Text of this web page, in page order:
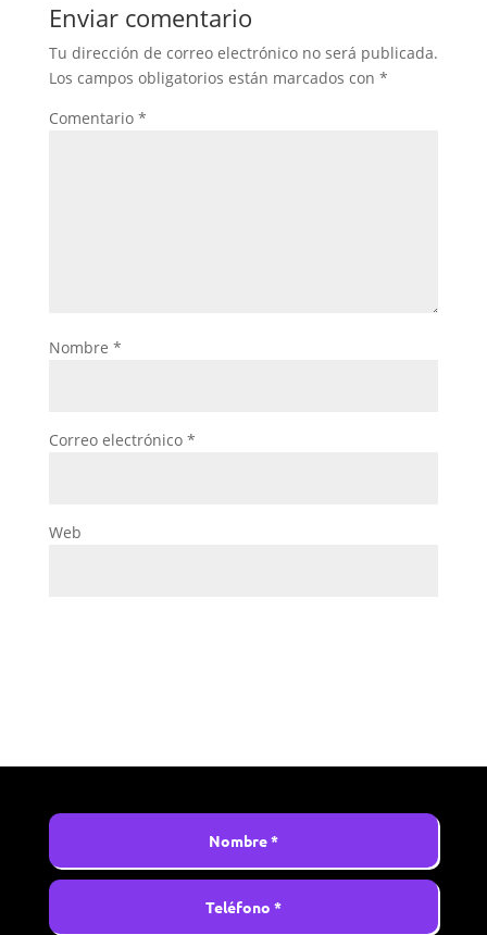
Enviar comentario
Tu dirección de correo electrónico no será publicada.
Los campos obligatorios están marcados con *
Comentario *
Nombre *
Correo electrónico *
Web